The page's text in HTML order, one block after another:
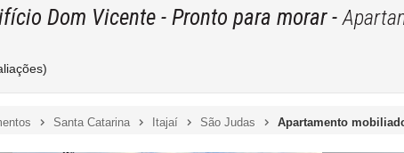
Dom Vicente - Pronto para morar-
Santa Catarina Itajaí São Judas Apartamento